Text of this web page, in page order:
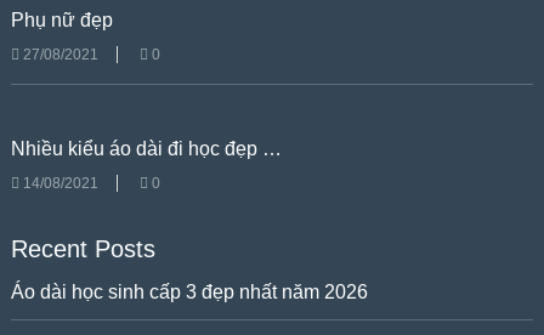
Phụ nữ đẹp
27/08/2021 0
Nhiều kiểu áo dài đi học đẹp …
14/08/2021 0
Recent Posts
Áo dài học sinh cấp 3 đẹp nhất năm 2026